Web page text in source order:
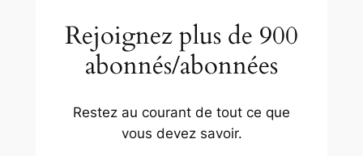
Rejoignez plus de 900
abonnés/abonnées
Restez au courant de tout ce que
vous devez savoir.